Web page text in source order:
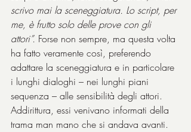
scrivo mai la sceneggiatura. Lo script, per
me, è frutto solo delle prove con gli
attori”. Forse non sempre, ma questa volta
ha fatto veramente così, preferendo
adattare la sceneggiatura e in particolare
i lunghi dialoghi – nei lunghi piani
sequenza – alle sensibilità degli attori.
Addirittura, essi venivano informati della
trama man mano che si andava avanti.